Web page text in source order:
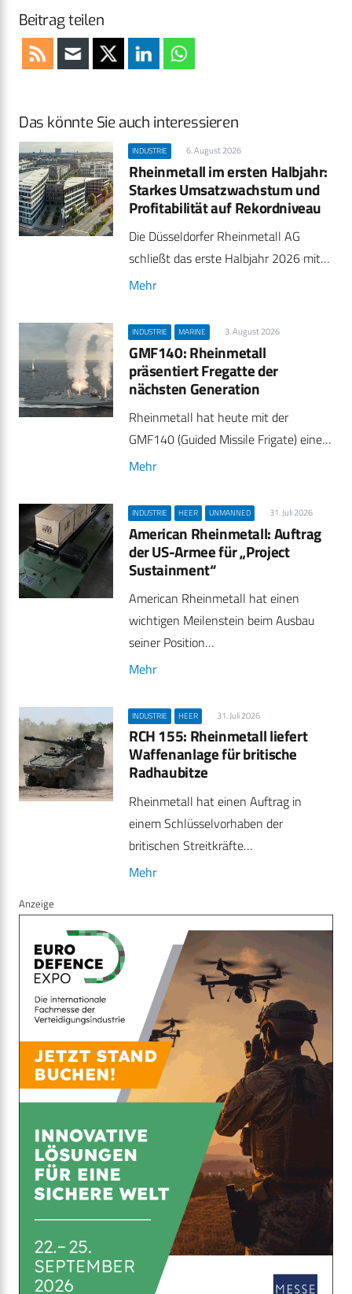
Beitrag teilen
Das könnte Sie auch interessieren
INDUSTRIE 6. August 2026
Rheinmetall im ersten Halbjahr:
Starkes Umsatzwachstum und
Profitabilität auf Rekordniveau
Die Düsseldorfer Rheinmetall AG
schließt das erste Halbjahr 2026 mit…
Mehr
INDUSTRIE MARINE 3. August 2026
GMF140: Rheinmetall
präsentiert Fregatte der
nächsten Generation
Rheinmetall hat heute mit der
GMF140 (Guided Missile Frigate) eine…
Mehr
INDUSTRIE HEER UNMANNED 31. Juli 2026
American Rheinmetall: Auftrag
der US-Armee für „Project
Sustainment“
American Rheinmetall hat einen
wichtigen Meilenstein beim Ausbau
seiner Position…
Mehr
INDUSTRIE HEER 31. Juli 2026
RCH 155: Rheinmetall liefert
Waffenanlage für britische
Radhaubitze
Rheinmetall hat einen Auftrag in
einem Schlüsselvorhaben der
britischen Streitkräfte…
Mehr
Anzeige